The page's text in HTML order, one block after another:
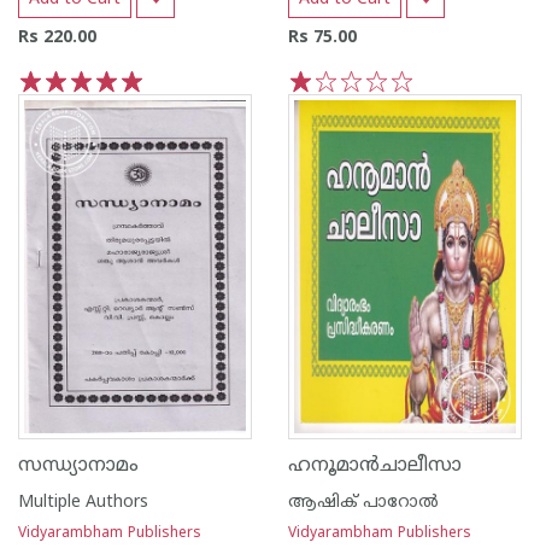
Rs 220.00
5
4
3
2
1
Rs 75.00
5
4
3
2
1
സന്ധ്യാനാമം
Multiple Authors
Vidyarambham Publishers
ഹനൂമാൻചാലീസാ
ആഷിക് പാറോൽ
Vidyarambham Publishers